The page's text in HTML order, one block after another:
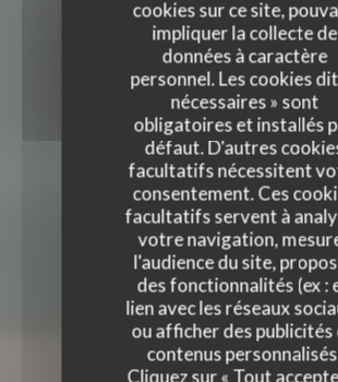
cookies sur ce site,
impliquer la collecte de
données à caractère
personnel. Les cookies
nécessaires » sont
obligatoires et installés
défaut. D'autres
facultatifs nécessitent
consentement. Ces
facultatifs servent à
votre navigation,
l'audience du site,
des fonctionnalités (ex :
lien avec les réseaux
ou afficher des publicités
contenus
Cliquez sur « Tout
TERRA
TERRA